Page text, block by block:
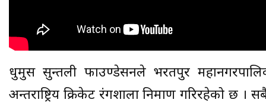
धुर्मुस सुन्तली फाउण्डेसनले भरतपुर
अन्तर्राष्ट्रिय क्रिकेट रंगशाला निमार्ण गरिरहेको छ